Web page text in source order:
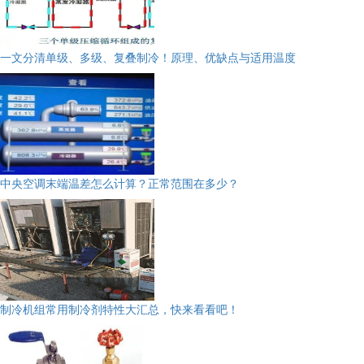
一文分清单级、多级、复叠制冷！原理、优缺点与适用温度
中央空调末端温差怎么计算？正常范围在多少？
制冷机组常用制冷剂特性大汇总，快来看看吧！